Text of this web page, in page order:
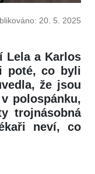
20. 5. 2025
Lela a Karlos
poté, co byli
že jsou
polospánku,
trojnásobná
neví, co